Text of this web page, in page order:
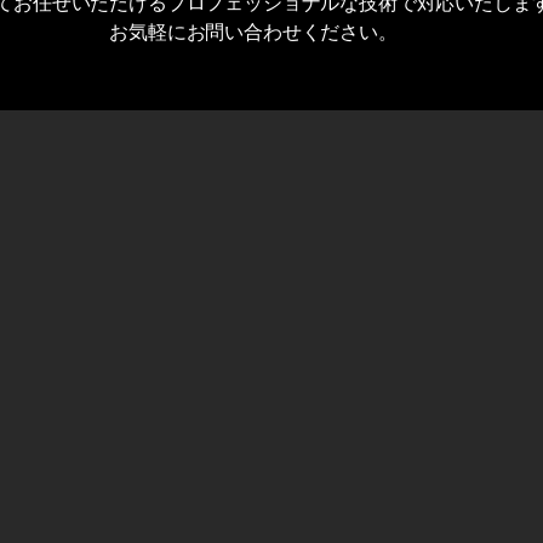
お気軽にお問い合わせください。